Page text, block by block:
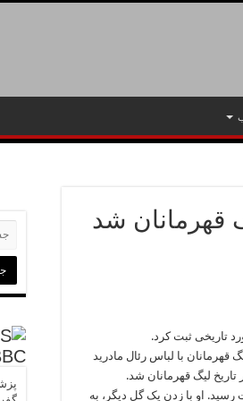
قهرمانان شد
تاریخی ثبت کرد.
و پانصد و یکم دوران حرفه‌ایش به رکورد ۶۷ گل در لیگ قهرمانان با لباس رئال مادرید
است رسید. او با زدن یک گل دیگر، به